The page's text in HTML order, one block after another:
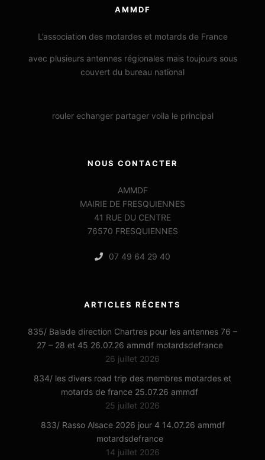
AMMDF
L’association des motardes et motards de France
avec plusieurs antennes régionales mais toujours sous
couvert du bureau national
rouler echanger partager voila le principal
NOUS CONTACTER
AMMDF
MAIRIE DE FRESQUIENNES
41 RUE DU CENTRE
76570 FRESQUIENNES
07 49 64 29 40
ARTICLES RÉCENTS
835/ Balade direction Chartres pour les antennes 76 –
27 – 28 et 45 26.07.26 ammdf motardsdefrance
26 juillet 2026
834/ les divers road trip des membres motardes et
motards de france 25.07.26 ammdf
25 juillet 2026
833/ Rasso Alsace 2026 jour 4 14.07.26 ammdf
motardsdefrance
14 juillet 2026